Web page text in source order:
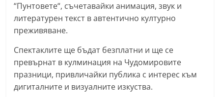
g
.
i
n
f
o
,
“Пунтовете“, съчетавайки анимация, звук и
литературен текст в автентично културно
преживяване.
Спектаклите ще бъдат безплатни и ще се
превърнат в кулминация на Чудомировите
празници, привличайки публика с интерес към
дигиталните и визуалните изкуства.